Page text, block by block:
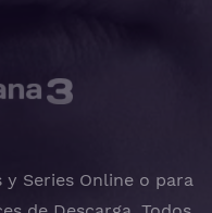
y Series Online o para